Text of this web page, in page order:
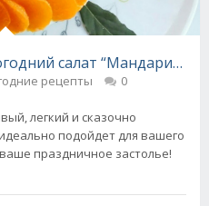
салат “Мандаринка”
рецепты 0
легкий и сказочно
подойдет для вашего
праздничное застолье!